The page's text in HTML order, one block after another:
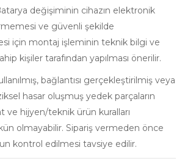
değişiminin cihazın elektronik
ve güvenli şekilde
için montaj işleminin teknik bilgi ve
kişiler tarafından yapılması önerilir.
bağlantısı gerçekleştirilmiş veya
hasar oluşmuş yedek parçaların
ve hijyen/teknik ürün kuralları
olmayabilir. Sipariş vermeden önce
kontrol edilmesi tavsiye edilir.